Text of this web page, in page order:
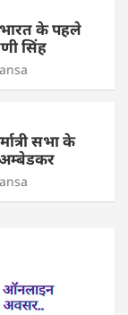
भारत के पहले
सिंह
सभा के
अम्बेडकर